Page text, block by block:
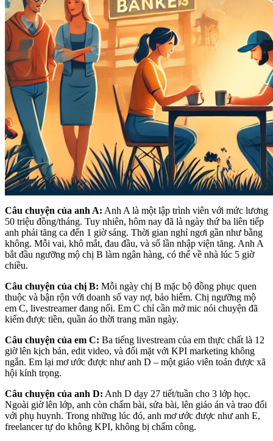
Câu chuyện của anh A: Anh A là một lập trình viên với mức lương
50 triệu đồng/tháng. Tuy nhiên, hôm nay đã là ngày thứ ba liên tiếp
anh phải tăng ca đến 1 giờ sáng. Thời gian nghỉ ngơi gần như bằng
không. Mỗi vai, khô mắt, đau đầu, và số lần nhập viện tăng. Anh A
bắt đầu ngưỡng mộ chị B làm ngân hàng, có thể về nhà lúc 5 giờ
chiều.
Câu chuyện của chị B: Mỗi ngày chị B mặc bộ đồng phục quen
thuộc và bận rộn với doanh số vay nợ, bảo hiểm. Chị ngưỡng mộ
em C, livestreamer đang nổi. Em C chỉ cần mở mic nói chuyện đã
kiếm được tiền, quần áo thời trang mãn ngày.
Câu chuyện của em C: Ba tiếng livestream của em thực chất là 12
giờ lên kịch bản, edit video, và đối mặt với KPI marketing không
ngắn. Em lại mơ ước được như anh D – một giáo viên toán được xã
hội kính trọng.
Câu chuyện của anh D: Anh D dạy 27 tiết/tuần cho 3 lớp học.
Ngoài giờ lên lớp, anh còn chấm bài, sửa bài, lên giáo án và trao đổi
với phụ huynh. Trong những lúc đó, anh mơ ước được như anh E,
freelancer tự do không KPI, không bị chấm công.